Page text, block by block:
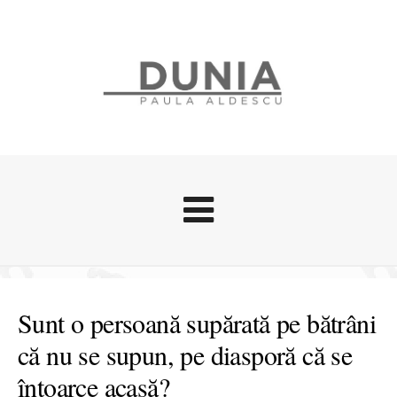
Stari afective
Zice Dunia
Călătorii
Cursuri povestite
Sunt o persoană supărată pe bătrâni
că nu se supun, pe diasporă că se
întoarce acasă?